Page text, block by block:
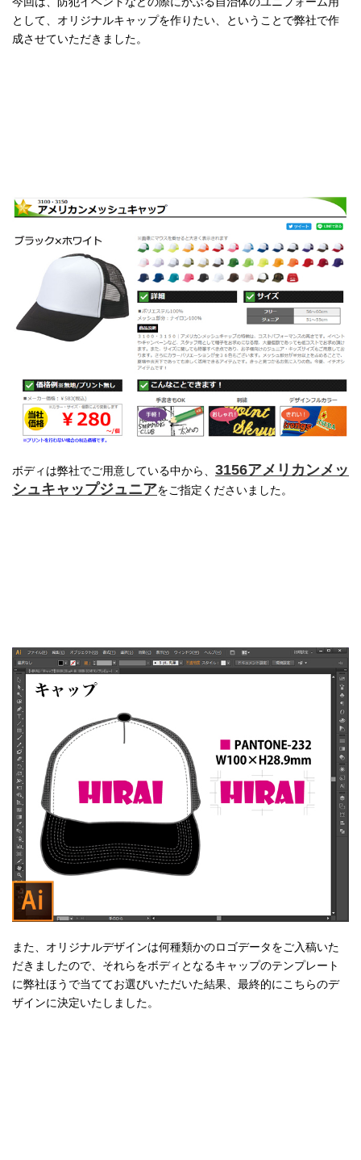
として、オリジナルキャップを作りたい、ということで弊社で作
成させていただきました。
ボディは弊社でご用意している中から、 3156アメリカンメッ
シュキャップジュニアをご指定くださいました。
また、オリジナルデザインは何種類かのロゴデータをご入稿いた
だきましたので、それらをボディとなるキャップのテンプレート
に弊社ほうで当ててお選びいただいた結果、最終的にこちらのデ
ザインに決定いたしました。